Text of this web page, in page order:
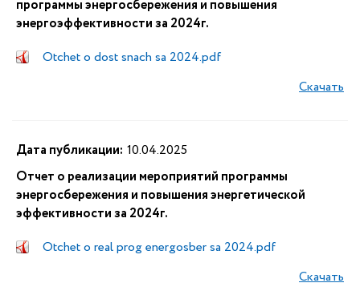
программы энергосбережения и повышения
энергоэффективности за 2024г.
Otchet o dost snach sa 2024.pdf
Скачать
Дата публикации: 10.04.2025
Отчет о реализации мероприятий программы
энергосбережения и повышения энергетической
эффективности за 2024г.
Otchet o real prog energosber sa 2024.pdf
Скачать